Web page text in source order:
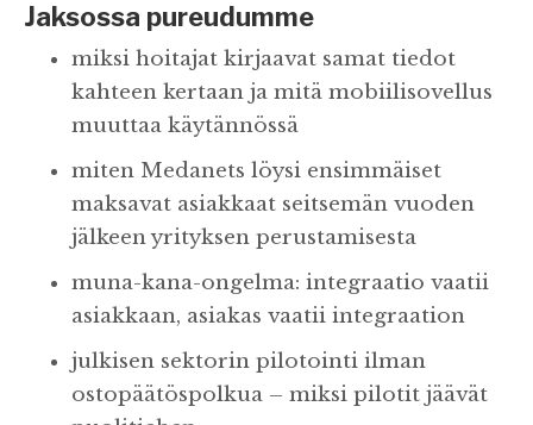
Jaksossa pureudumme
miksi hoitajat kirjaavat samat tiedot
kahteen kertaan ja mitä mobiilisovellus
muuttaa käytännössä
miten Medanets löysi ensimmäiset
maksavat asiakkaat seitsemän vuoden
jälkeen yrityksen perustamisesta
muna-kana-ongelma: integraatio vaatii
asiakkaan, asiakas vaatii integraation
julkisen sektorin pilotointi ilman
ostopäätöspolkua – miksi pilotit jäävät